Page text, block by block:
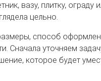
вазу, плитку, ограду
цельно.
способ
Сначала уточняем
которое будет